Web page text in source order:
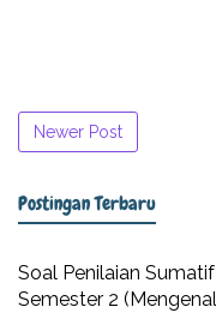
Newer Post
Postingan Terbaru
Soal Penilaian
Semester 2